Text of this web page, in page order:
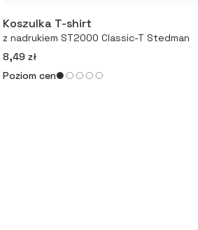
Koszulka T-shirt
z nadrukiem ST2000 Classic-T Stedman
8,49 zł
Poziom cen